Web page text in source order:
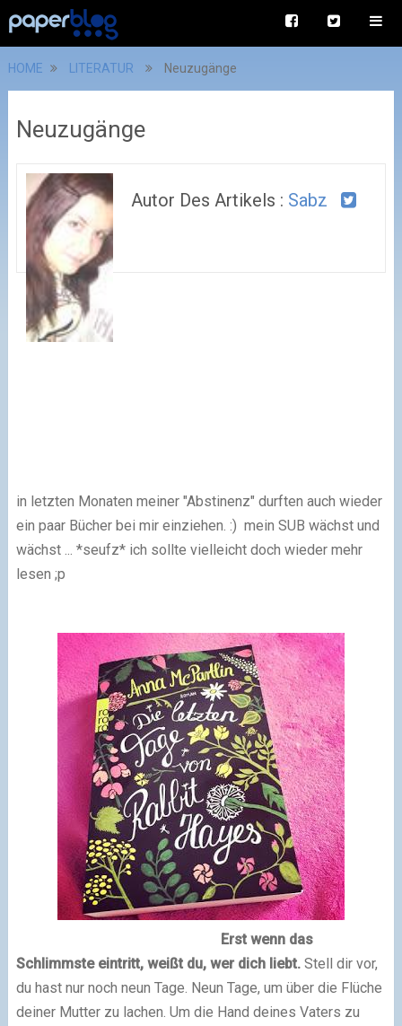
HOME LITERATUR Neuzugänge
Neuzugänge
Autor Des Artikels : Sabz
in letzten Monaten meiner "Abstinenz" durften auch wieder
ein paar Bücher bei mir einziehen. :) mein SUB wächst und
wächst ... *seufz* ich sollte vielleicht doch wieder mehr
lesen ;p
Erst wenn das
Schlimmste eintritt, weißt du, wer dich liebt. Stell dir vor,
du hast nur noch neun Tage. Neun Tage, um über die Flüche
deiner Mutter zu lachen. Um die Hand deines Vaters zu